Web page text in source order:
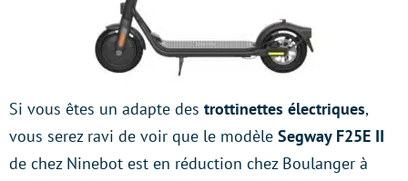
Si vous êtes un adapte des trottinettes électriques,
vous serez ravi de voir que le modèle Segway F25E II
de chez Ninebot est en réduction chez Boulanger à